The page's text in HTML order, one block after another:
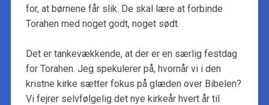
for, at børnene får slik. De skal lære at forbinde
Torahen med noget godt, noget sødt.
Det er tankevækkende, at der er en særlig festdag
for Torahen. Jeg spekulerer på, hvornår vi i den
kristne kirke sætter fokus på glæden over Bibelen?
Vi fejrer selvfølgelig det nye kirkeår hvert år til